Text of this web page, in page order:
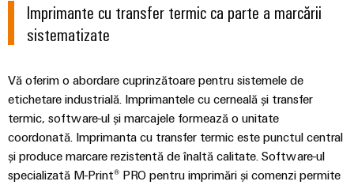
tratarea
apelor
în
industria
apei
și
a
apelor
uzate
Workplace
accesorii
Unelte
Mașini
automate
Imprimante cu transfer termic ca parte a marcării
sistematizate
Vă oferim o abordare cuprinzătoare pentru sistemele de
etichetare industrială. Imprimantele cu cerneală și transfer
termic, software-ul și marcajele formează o unitate
coordonată. Imprimanta cu transfer termic este punctul central
și produce marcare rezistentă de înaltă calitate. Software-ul
specializată M-Print® PRO pentru imprimări și comenzi permite